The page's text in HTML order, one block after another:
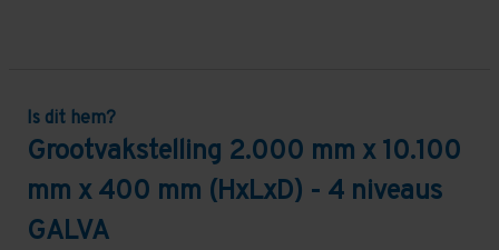
Is dit hem?
Grootvakstelling 2.000 mm x 10.100
mm x 400 mm (HxLxD) - 4 niveaus
GALVA